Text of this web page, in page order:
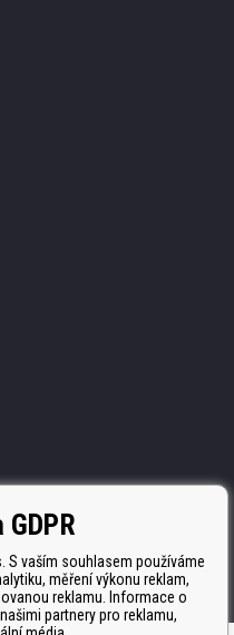
S vaším souhlasem používáme
měření výkonu reklam,
reklamu. Informace o
partnery pro reklamu,